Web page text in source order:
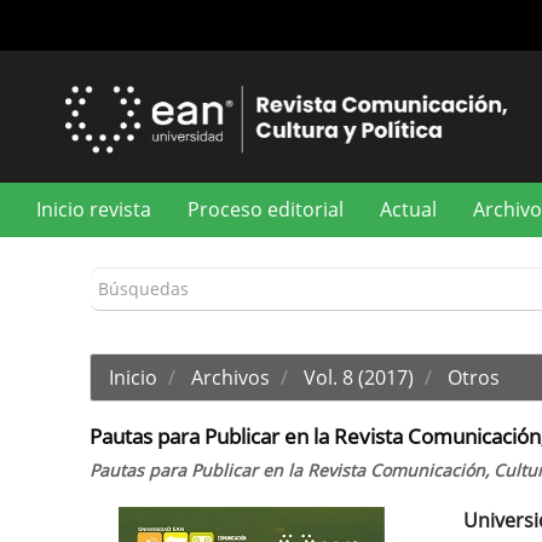
principal
Inicio revista Proceso editorial Actual
Inicio Archivos Vol. 8 (2017) Otros
Pautas para Publicar en la Revista
Pautas para Publicar en la Revista Comunicación,